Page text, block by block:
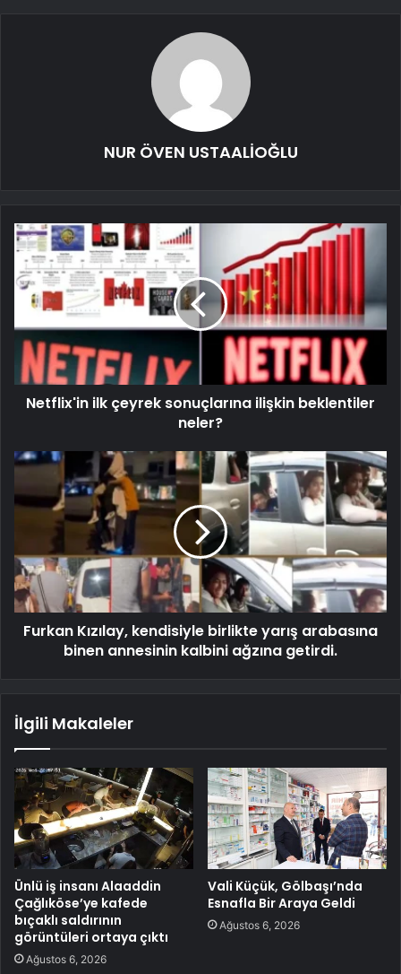
NUR ÖVEN USTAALİOĞLU
Netflix'in ilk çeyrek sonuçlarına ilişkin beklentiler
neler?
Furkan Kızılay, kendisiyle birlikte yarış arabasına
binen annesinin kalbini ağzına getirdi.
İlgili Makaleler
Ünlü iş insanı Alaaddin
Çağlıköse’ye kafede
bıçaklı saldırının
görüntüleri ortaya çıktı
Ağustos 6, 2026
Vali Küçük, Gölbaşı’nda
Esnafla Bir Araya Geldi
Ağustos 6, 2026